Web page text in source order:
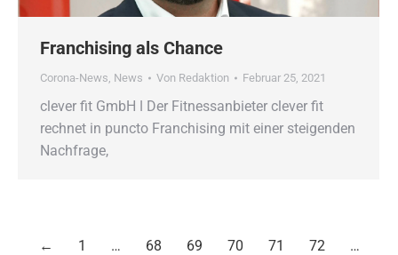
Franchising als Chance
Corona-News, News Von Redaktion Februar 25, 2021
clever fit GmbH ǀ Der Fitnessanbieter clever fit
rechnet in puncto Franchising mit einer steigenden
Nachfrage,
← 1 … 68 69 70 71 72 …